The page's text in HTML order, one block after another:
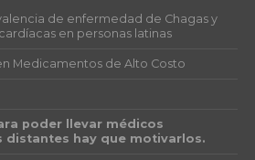
de enfermedad de Chagas y
en personas latinas
Medicamentos de Alto Costo
poder llevar médicos
distantes hay que motivarlos.